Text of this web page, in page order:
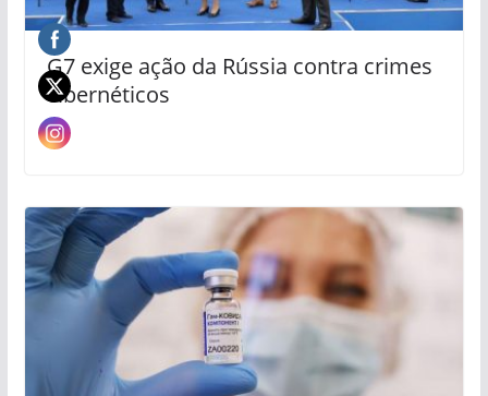
G7 exige ação da Rússia contra crimes
cibernéticos